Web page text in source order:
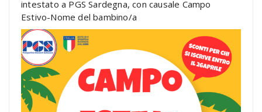
intestato a PGS Sardegna, con causale Campo
Estivo-Nome del bambino/a